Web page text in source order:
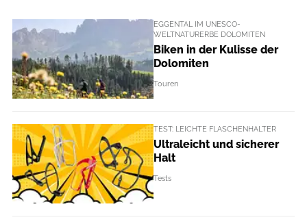
EGGENTAL IM UNESCO-
WELTNATURERBE DOLOMITEN
Biken in der Kulisse der
Dolomiten
Touren
TEST: LEICHTE FLASCHENHALTER
Ultraleicht und sicherer
Halt
Tests